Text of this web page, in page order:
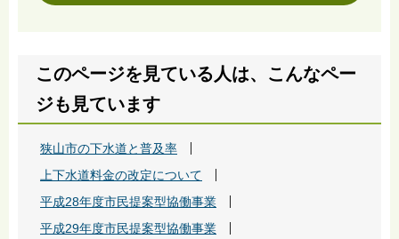
このページを見ている人は、こんなペー
ジも見ています
狭山市の下水道と普及率
上下水道料金の改定について
平成28年度市民提案型協働事業
平成29年度市民提案型協働事業